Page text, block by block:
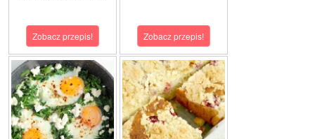
Zobacz przepis! Zobacz przepis!